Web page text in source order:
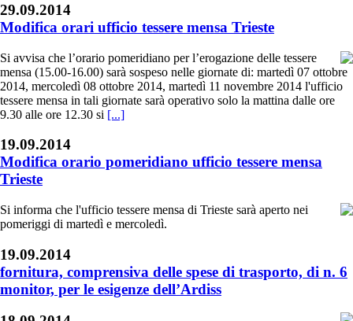
29.09.2014
Modifica orari ufficio tessere mensa Trieste
Si avvisa che l’orario pomeridiano per l’erogazione delle tessere
mensa (15.00-16.00) sarà sospeso nelle giornate di: martedì 07 ottobre
2014, mercoledì 08 ottobre 2014, martedì 11 novembre 2014 l'ufficio
tessere mensa in tali giornate sarà operativo solo la mattina dalle ore
9.30 alle ore 12.30 si [...]
19.09.2014
Modifica orario pomeridiano ufficio tessere mensa
Trieste
Si informa che l'ufficio tessere mensa di Trieste sarà aperto nei
pomeriggi di martedì e mercoledì.
19.09.2014
fornitura, comprensiva delle spese di trasporto, di n. 6
monitor, per le esigenze dell’Ardiss